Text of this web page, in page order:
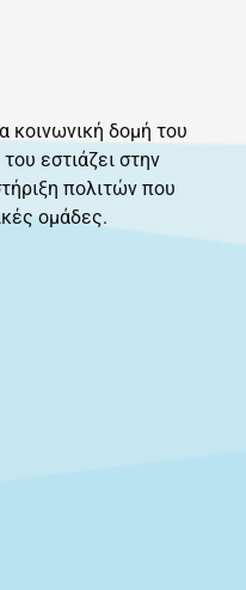
κοινωνική δομή του
εστιάζει στην
πολιτών που
ομάδες.